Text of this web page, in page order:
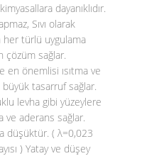
dayanıklıdır.
Sıvı olarak
türlü uygulama
çözüm sağlar.
en önemlisi ısıtma ve
tasarruf sağlar.
levha gibi yüzeylere
ve aderans sağlar.
düşüktür. ( λ=0,023
) Yatay ve düşey